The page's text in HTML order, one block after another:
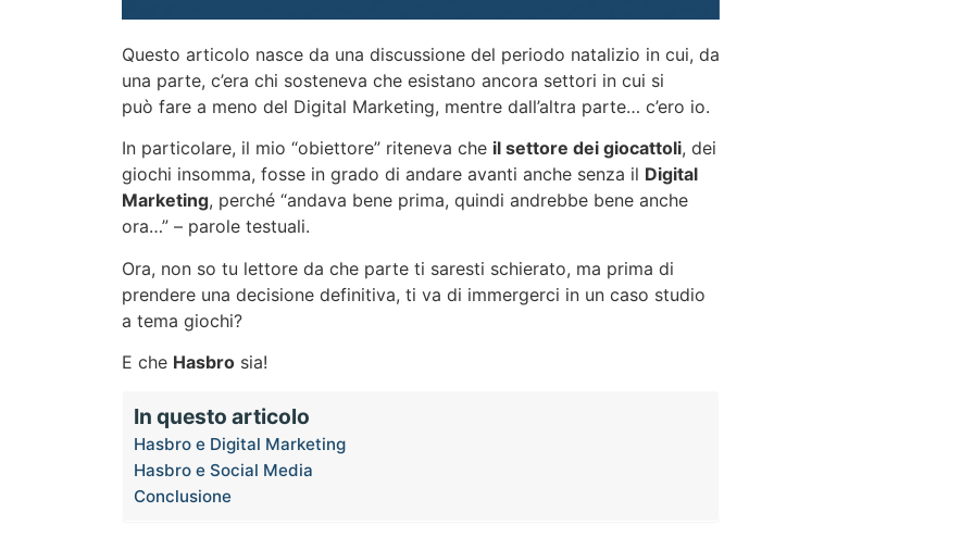
Questo articolo nasce da una discussione del periodo natalizio in cui, da
una parte, c’era chi sosteneva che esistano ancora settori in cui si
può fare a meno del Digital Marketing, mentre dall’altra parte… c’ero io.
In particolare, il mio “obiettore” riteneva che il settore dei giocattoli, dei
giochi insomma, fosse in grado di andare avanti anche senza il Digital
Marketing, perché “andava bene prima, quindi andrebbe bene anche
ora…” – parole testuali.
Ora, non so tu lettore da che parte ti saresti schierato, ma prima di
prendere una decisione definitiva, ti va di immergerci in un caso studio
a tema giochi?
E che Hasbro sia!
In questo articolo
Hasbro e Digital Marketing
Hasbro e Social Media
Conclusione